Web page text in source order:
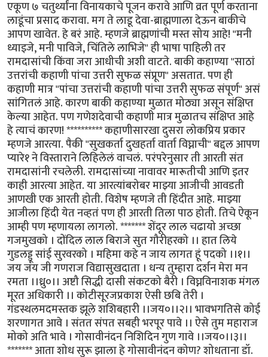
एकूण ७ चतुर्थ्यांना विनायकाचे पूजन करावे आणि व्रत पूर्ण करताना
लाडूंचा प्रसाद करावा. मग ते लाडू देवा-ब्राह्मणाला देऊन बाकीचे
आपण खावेत. हे बरं आहे. म्हणजे ब्राह्मणांची मस्त सोय आहे! "मनी
ध्याइजे, मनी पाविजे, चिंतिले लाभिजे" ही भाषा पाहिली तर
रामदासांची किंवा जरा आधीची अशी वाटते. बाकी कहाण्या "साठां
उत्तरांची कहाणी पांचा उत्तरी सुफळ संप्रूण" असतात. पण ही
कहाणी मात्र "पांचा उत्तरांची कहाणी पांचा उत्तरी सुफळ संपूर्ण" असं
सांगितलं आहे. कारण बाकी कहाण्या मुळात मोठ्या असून संक्षिप्त
केल्या आहेत. पण गणेशदेवाची कहाणी मात्र मुळातच संक्षिप्त आहे
हे त्याचं कारण! ********** कहाणीसारखा दुसरा लोकप्रिय प्रकार
म्हणजे आरत्या. पैकी "सुखकर्ता दुखहर्ता वार्ता विघ्नाची" बद्दल आपण
प्यारे१ ने विस्ताराने लिहिलेलं वाचलं. परंपरेनुसार ती आरती संत
रामदासांनी रचलेली. रामदासांच्या नावावर मारूतीची आणि इतर
काही आरत्या आहेत. या आरत्यांबरोबर माझ्या आजीची आवडती
आणखी एक आरती होती. विशेष म्हणजे ती हिंदीत आहे. माझ्या
आजीला हिंदी येत नव्हतं पण ही आरती तिला पाठ होती. तिचे ऐकून
आम्ही पण म्हणायला लागलो. ******* शेंदूर लाल चढायो अच्छा
गजमुखको । दोंदिल लाल बिराजे सुत गौरीहरको ।। हात लिये
गुडलड्डू सांई सुरवरको । महिमा कहे न जाय लागत हूं पदको ।।१।।
जय जय जी गणराज विद्यासुखदाता । धन्य तुम्हारा दर्शन मेरा मन
रमता ।।ध्रु०।। अष्टौ सिद्धी दासी संकटको बैरी । विघ्नविनाशक मंगल
मूरत अधिकारी ।। कोटीसूरजप्रकाश ऐसी छबि तेरी ।
गंडस्थलमदमस्तक झूले शशिबहारी ।।जय०।।२।। भावभगतिसे कोई
शरणागत आवे । संतत संपत सबही भरपूर पावे ।। ऐसे तुम महाराज
मोको अति भावे । गोसावीनंदन निशिदिन गुण गावे ।।जय०।।३।।
******* आता शोध सुरू झाला हे गोसावीनंदन कोण? शोधताना डॉ.